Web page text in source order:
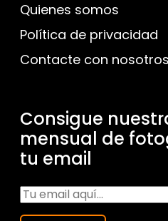
Quienes somos
Política de privacidad
Contacte con nosotros
Consigue
mensual de
tu email